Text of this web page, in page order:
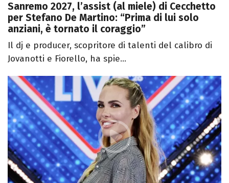
Sanremo 2027, l’assist (al miele) di Cecchetto
per Stefano De Martino: “Prima di lui solo
anziani, è tornato il coraggio”
Il dj e producer, scopritore di talenti del calibro di
Jovanotti e Fiorello, ha spie...